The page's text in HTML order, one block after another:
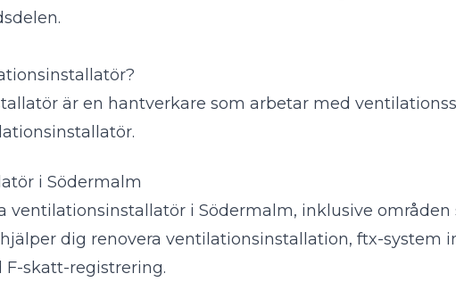
är en hantverkare som arbetar med
.
i Södermalm
ventilationsinstallatör i Södermalm, inklusive områden
dig renovera ventilationsinstallation, ftx-system
F-skatt-registrering.